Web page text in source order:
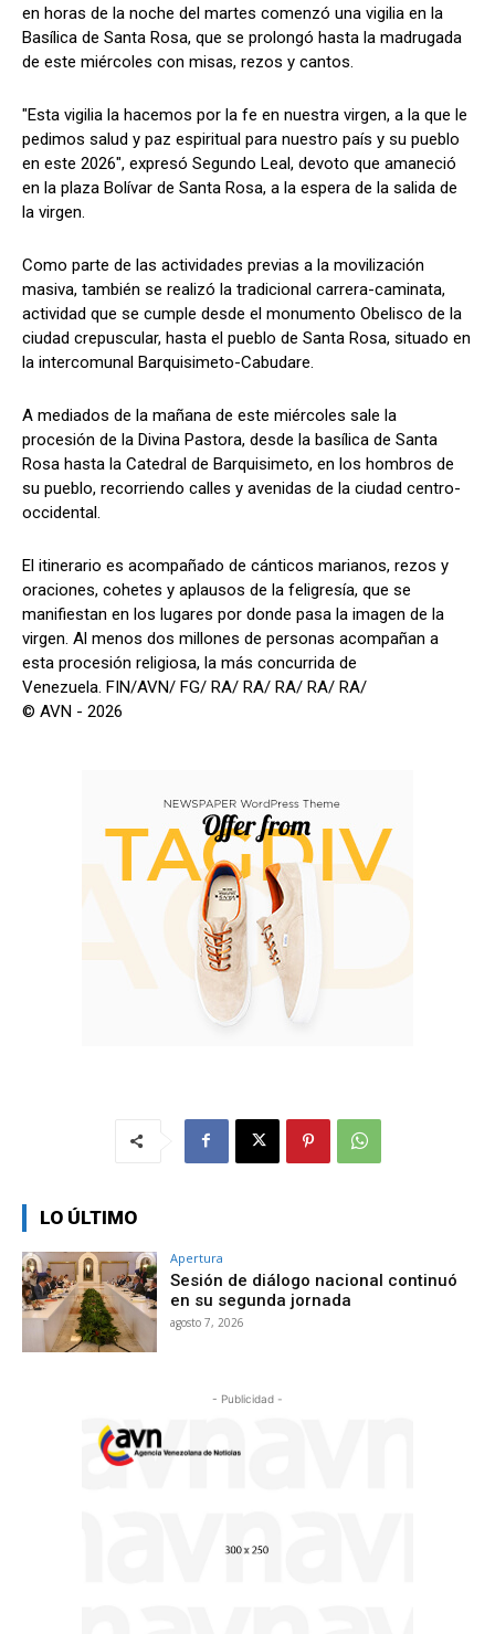
en horas de la noche del martes comenzó una vigilia en la
Basílica de Santa Rosa, que se prolongó hasta la madrugada
de este miércoles con misas, rezos y cantos.
"Esta vigilia la hacemos por la fe en nuestra virgen, a la que le
pedimos salud y paz espiritual para nuestro país y su pueblo
en este 2026", expresó Segundo Leal, devoto que amaneció
en la plaza Bolívar de Santa Rosa, a la espera de la salida de
la virgen.
Como parte de las actividades previas a la movilización
masiva, también se realizó la tradicional carrera-caminata,
actividad que se cumple desde el monumento Obelisco de la
ciudad crepuscular, hasta el pueblo de Santa Rosa, situado en
la intercomunal Barquisimeto-Cabudare.
A mediados de la mañana de este miércoles sale la
procesión de la Divina Pastora, desde la basílica de Santa
Rosa hasta la Catedral de Barquisimeto, en los hombros de
su pueblo, recorriendo calles y avenidas de la ciudad centro-
occidental.
El itinerario es acompañado de cánticos marianos, rezos y
oraciones, cohetes y aplausos de la feligresía, que se
manifiestan en los lugares por donde pasa la imagen de la
virgen. Al menos dos millones de personas acompañan a
esta procesión religiosa, la más concurrida de
Venezuela. FIN/AVN/ FG/ RA/ RA/ RA/ RA/ RA/
© AVN - 2026
LO ÚLTIMO
Apertura
Sesión de diálogo nacional continuó
en su segunda jornada
agosto 7, 2026
- Publicidad -